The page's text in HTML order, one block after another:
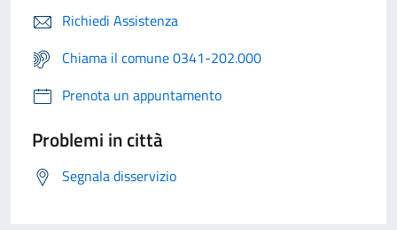
Richiedi Assistenza
Chiama il comune 0341-202.000
Prenota un appuntamento
Problemi in città
Segnala disservizio